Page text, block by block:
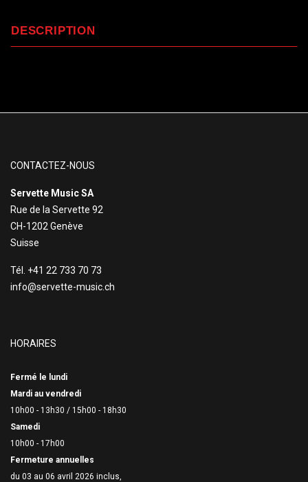
DESCRIPTION
CONTACTEZ-NOUS
Servette Music SA
Rue de la Servette 92
CH-1202 Genève
Suisse
Tél. +41 22 733 70 73
info@servette-music.ch
HORAIRES
Fermé le lundi
Mardi au vendredi
10h00 - 13h30 / 15h00 - 18h30
Samedi
10h00 - 17h00
Fermeture annuelles
du 03 au 06 avril 2026 inclus,